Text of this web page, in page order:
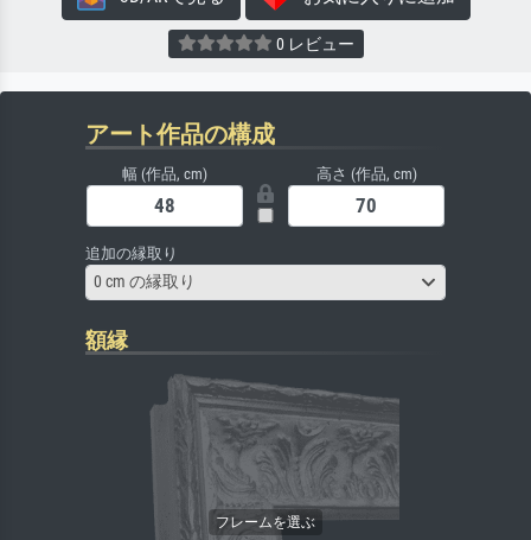
0 レビュー
アート作品の構成
幅 (作品, cm) 高さ (作品, cm)
追加の縁取り
0 cm の縁取り
額縁